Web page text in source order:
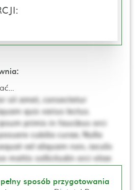
sit amet, consectetur
quis varius lectus.
primis in faucibus orci
cubilia curae; Nulla
vel aliquam non, iaculis
mattis sollicitudin orci vitae
neque a mi consequat
ante sed tincidunt
pełny sposób przygotowania